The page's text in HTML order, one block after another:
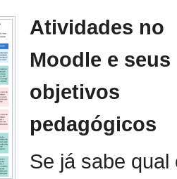
Atividades no
Moodle e seus
objetivos
pedagógicos
Se já sabe qual